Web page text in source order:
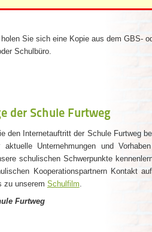
Sie sich eine Kopie aus dem GBS-
Schulbüro.
der Schule Furtweg
den Internetauftritt der Schule Furtweg
Unternehmungen und
schulischen Schwerpunkte
Kooperationspartnern Kontakt
zu unserem Schulfilm.
Furtweg